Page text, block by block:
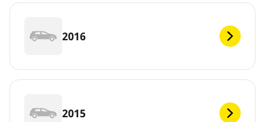
2016
2015